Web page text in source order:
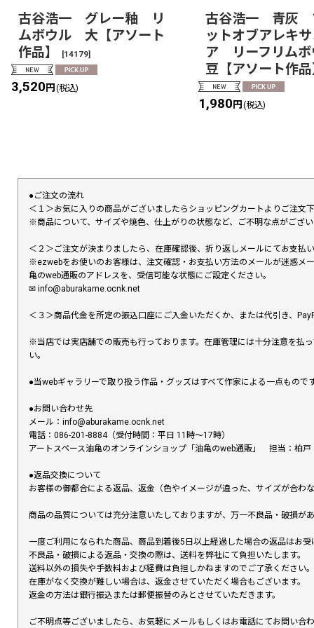
古谷浩一 グレー釉 リ
ムボウル 大【アソート
作品】
[14179]
3,520円 (税込)
古谷浩一 青灰
ットオブアレキ
ア リーフリム
豆【アソート作
1,980円 (税込)
●ご注文の流れ
＜１＞お気に入りの商品がございましたらショッピングカートよりご注文
※商品について、サイズや焼色、仕上がりの状態など、ご不明な点がござ
＜２＞ご注文が決まりましたら、在庫確認後、折り返しメールにてお支払
※ezwebをお使いのお客様は、注文確認・お支払い方法のメールが迷惑メ
亀のweb通販のアドレスを、受信可能な状態にご設定ください。
✉︎ info@aburakame.ocnk.net
＜３＞商品代金を所定の振込口座にご入金いただくか、または代引き、
※当店では実店舗での販売も行っております。在庫管理には十分注意を払
い。
●当webギャラリーで取り扱う作品・グッズはすべて作家による一点もの
●お問い合わせ先
メール：info@aburakame.ocnk.net
電話：086-201-8884（受付時間：平日 11時〜17時）
アートスペース油亀のオンラインショップ「油亀のweb通販」 担当：柏戸
●返品交換について
お客様の御都合による返品、返金（色やイメージが違った、サイズが合わ
商品の品質については充分注意いたしておりますが、万一不良品・破損
一度ご利用になられた商品、商品到着後5日以上経過した場合の返品はお
不良品・破損による返品・交換の際は、送料を弊社にて負担いたします。
送料以外の損失や手数料および経費は負担しかねますのでご了承ください。
在庫がなく交換が難しい場合は、返金させていただく場合もございます。
返金の方法は銀行振込または郵便振替のみとさせていただきます。
ご不明点等ございましたら、お気軽にメールもしくはお電話にてお問い合